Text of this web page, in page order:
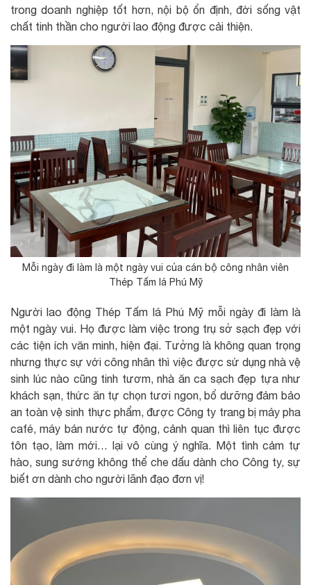
trong doanh nghiệp tốt hơn, nội bộ ổn định, đời sống vật
chất tinh thần cho người lao động được cải thiện.
Mỗi ngày đi làm là một ngày vui của cán bộ công nhân viên
Thép Tấm lá Phú Mỹ
Người lao động Thép Tấm lá Phú Mỹ mỗi ngày đi làm là
một ngày vui. Họ được làm việc trong trụ sở sạch đẹp với
các tiện ích văn minh, hiện đại. Tưởng là không quan trọng
nhưng thực sự với công nhân thì việc được sử dụng nhà vệ
sinh lúc nào cũng tinh tươm, nhà ăn ca sạch đẹp tựa như
khách sạn, thức ăn tự chọn tươi ngon, bổ dưỡng đảm bảo
an toàn vệ sinh thực phẩm, được Công ty trang bị máy pha
café, máy bán nước tự động, cảnh quan thì liên tục được
tôn tạo, làm mới… lại vô cùng ý nghĩa. Một tình cảm tự
hào, sung sướng không thể che dấu dành cho Công ty, sự
biết ơn dành cho người lãnh đạo đơn vị!